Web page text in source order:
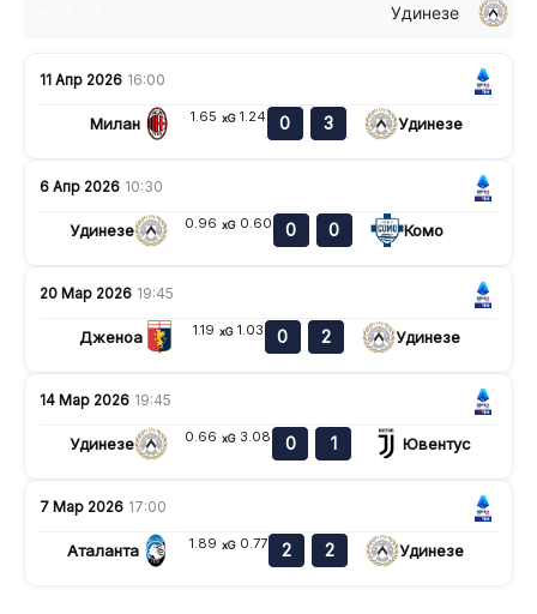
Удинезе
11 Апр 2026 16:00
Милан 1.65 xG 1.24 0 3 Удинезе
6 Апр 2026 10:30
Удинезе 0.96 xG 0.60 0 0 Комо
20 Мар 2026 19:45
Дженоа 1.19 xG 1.03 0 2 Удинезе
14 Мар 2026 19:45
Удинезе 0.66 xG 3.08 0 1 Ювентус
7 Мар 2026 17:00
Аталанта 1.89 xG 0.77 2 2 Удинезе